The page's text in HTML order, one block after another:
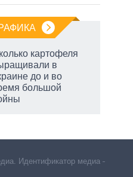
картофеля
в
до и во
большой
Идентификатор медиа –